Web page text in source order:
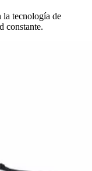
la tecnología de
constante.